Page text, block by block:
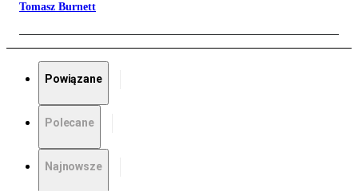
Tomasz Burnett
Powiązane
Polecane
Najnowsze